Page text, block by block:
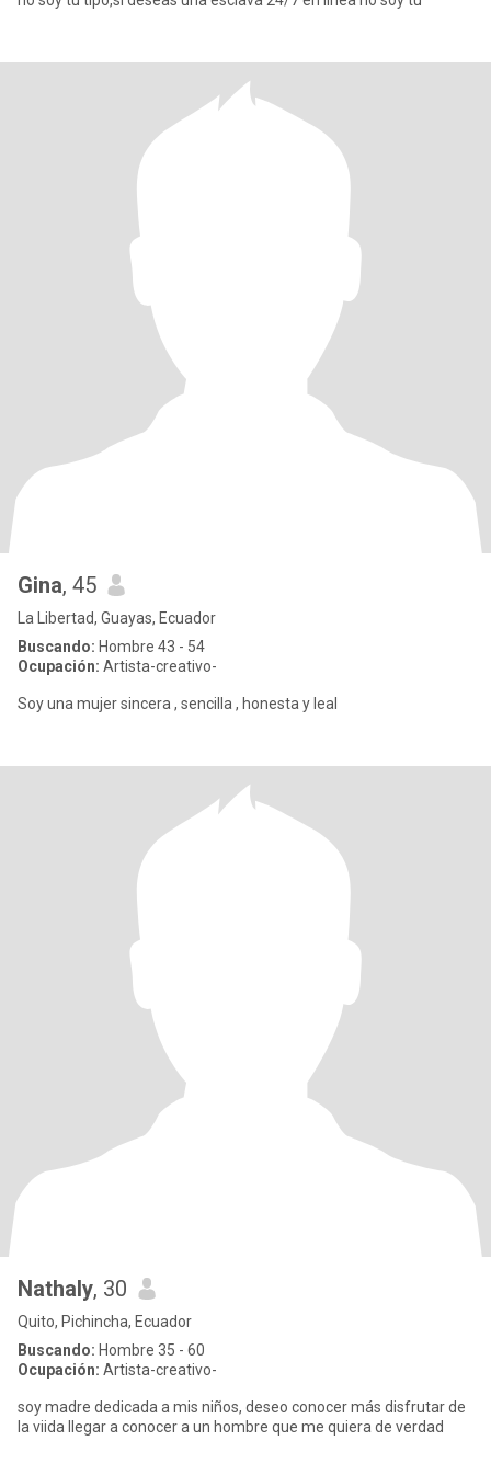
Gina, 45
La Libertad, Guayas, Ecuador
Buscando: Hombre 43 - 54
Ocupación: Artista-creativo-
Soy una mujer sincera , sencilla , honesta y leal
Nathaly, 30
Quito, Pichincha, Ecuador
Buscando: Hombre 35 - 60
Ocupación: Artista-creativo-
soy madre dedicada a mis niños, deseo conocer más disfrutar de
la viida llegar a conocer a un hombre que me quiera de verdad